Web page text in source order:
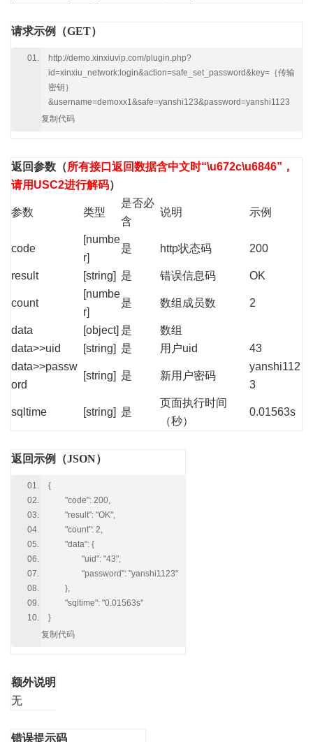
请求示例（GET）
http://demo.xinxiuvip.com/plugin.php?
id=xinxiu_network:login&action=safe_set_password&key=｛传输
密钥｝
&username=demoxx1&safe=yanshi123&password=yanshi1123
复制代码
返回参数 （所有接口返回数据含中文时“\u672c\u6846”，
请用USC2进行解码）
参数 类型
是否必
含
说明 示例
code
[numbe
r]
是 http状态码 200
result [string] 是 错误信息码 OK
count
[numbe
r]
是 数组成员数 2
data [object] 是
数组
data>>uid
[string] 是 用户uid
43
data>>passw
ord
[string] 是 新用户密码
yanshi112
3
sqltime [string] 是
页面执行时间
（秒）
0.01563s
返回示例（JSON）
{
"code": 200,
"result": "OK",
"count": 2,
"data": {
"uid": "43",
"password": "yanshi1123"
},
"sqltime": "0.01563s"
}
复制代码
额外说明
无
错误提示码